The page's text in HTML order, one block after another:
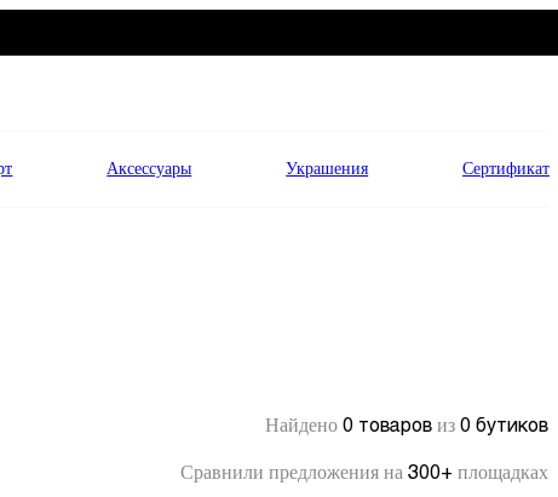
Аксессуары Украшения Сертификат
Найдено 0 товаров из 0 бутиков
Сравнили предложения на 300+ площадках